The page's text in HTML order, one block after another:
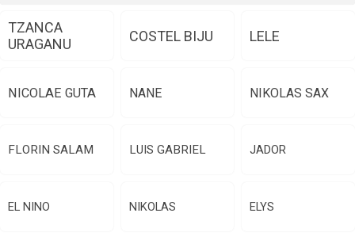
TZANCA
URAGANU
COSTEL BIJU LELE
NICOLAE GUTA NANE NIKOLAS SAX
FLORIN SALAM LUIS GABRIEL JADOR
EL NINO NIKOLAS ELYS